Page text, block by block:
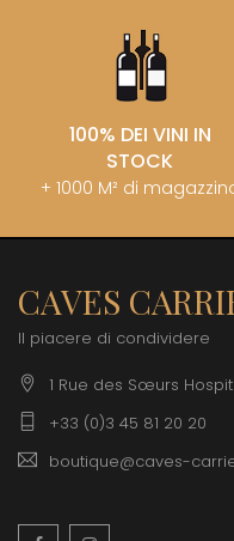
100% DEI VINI IN
STOCK
+ 1000 M² di
CAVES
Il piacere di condividere
1 Rue des Sœurs
+33 (0)3 45 81 20 20
boutique@caves-